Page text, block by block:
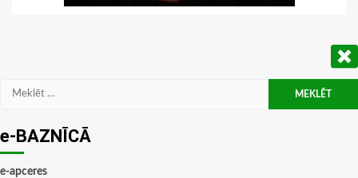
Meklēt:
e-BAZNĪCĀ
e-apceres